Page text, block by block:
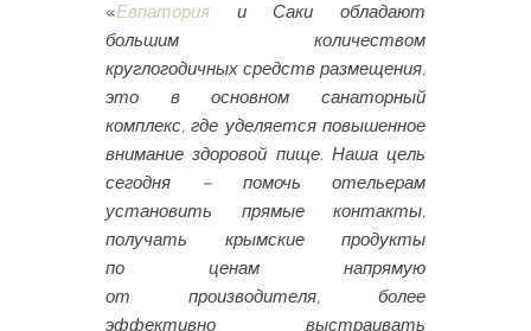
«Евпатория
и Саки обладают
большим количеством
круглогодичных средств размещения,
это в основном санаторный
комплекс, где уделяется повышенное
внимание здоровой пище. Наша цель
сегодня – помочь отельерам
установить прямые контакты,
получать крымские продукты
по ценам напрямую
от производителя, более
эффективно выстраивать